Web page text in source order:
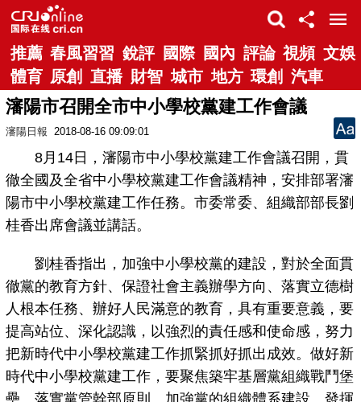
推薦 春風習習 銳評 國際 國內 評論 視頻 文娛
體育 原創 直播 財智 城市 地方 環創 汽車
瀋陽市召開全市中小學校黨建工作會議
瀋陽日報 2018-08-16 09:09:01
8月14日，瀋陽市中小學校黨建工作會議召開，貫
徹全國及全省中小學校黨建工作會議精神，安排部署瀋
陽市中小學校黨建工作任務。市委常委、組織部部長劉
桂香出席會議並講話。
劉桂香指出，加強中小學校黨的建設，對於全面貫
徹黨的教育方針、保證社會主義辦學方向、落實立德樹
人根本任務、辦好人民滿意的教育，具有重要意義，要
提高站位、深化認識，以強烈的責任感和使命感，努力
把新時代中小學校黨建工作抓緊抓好抓出成效。做好新
時代中小學校黨建工作，要聚焦築牢基層黨組織戰鬥堡